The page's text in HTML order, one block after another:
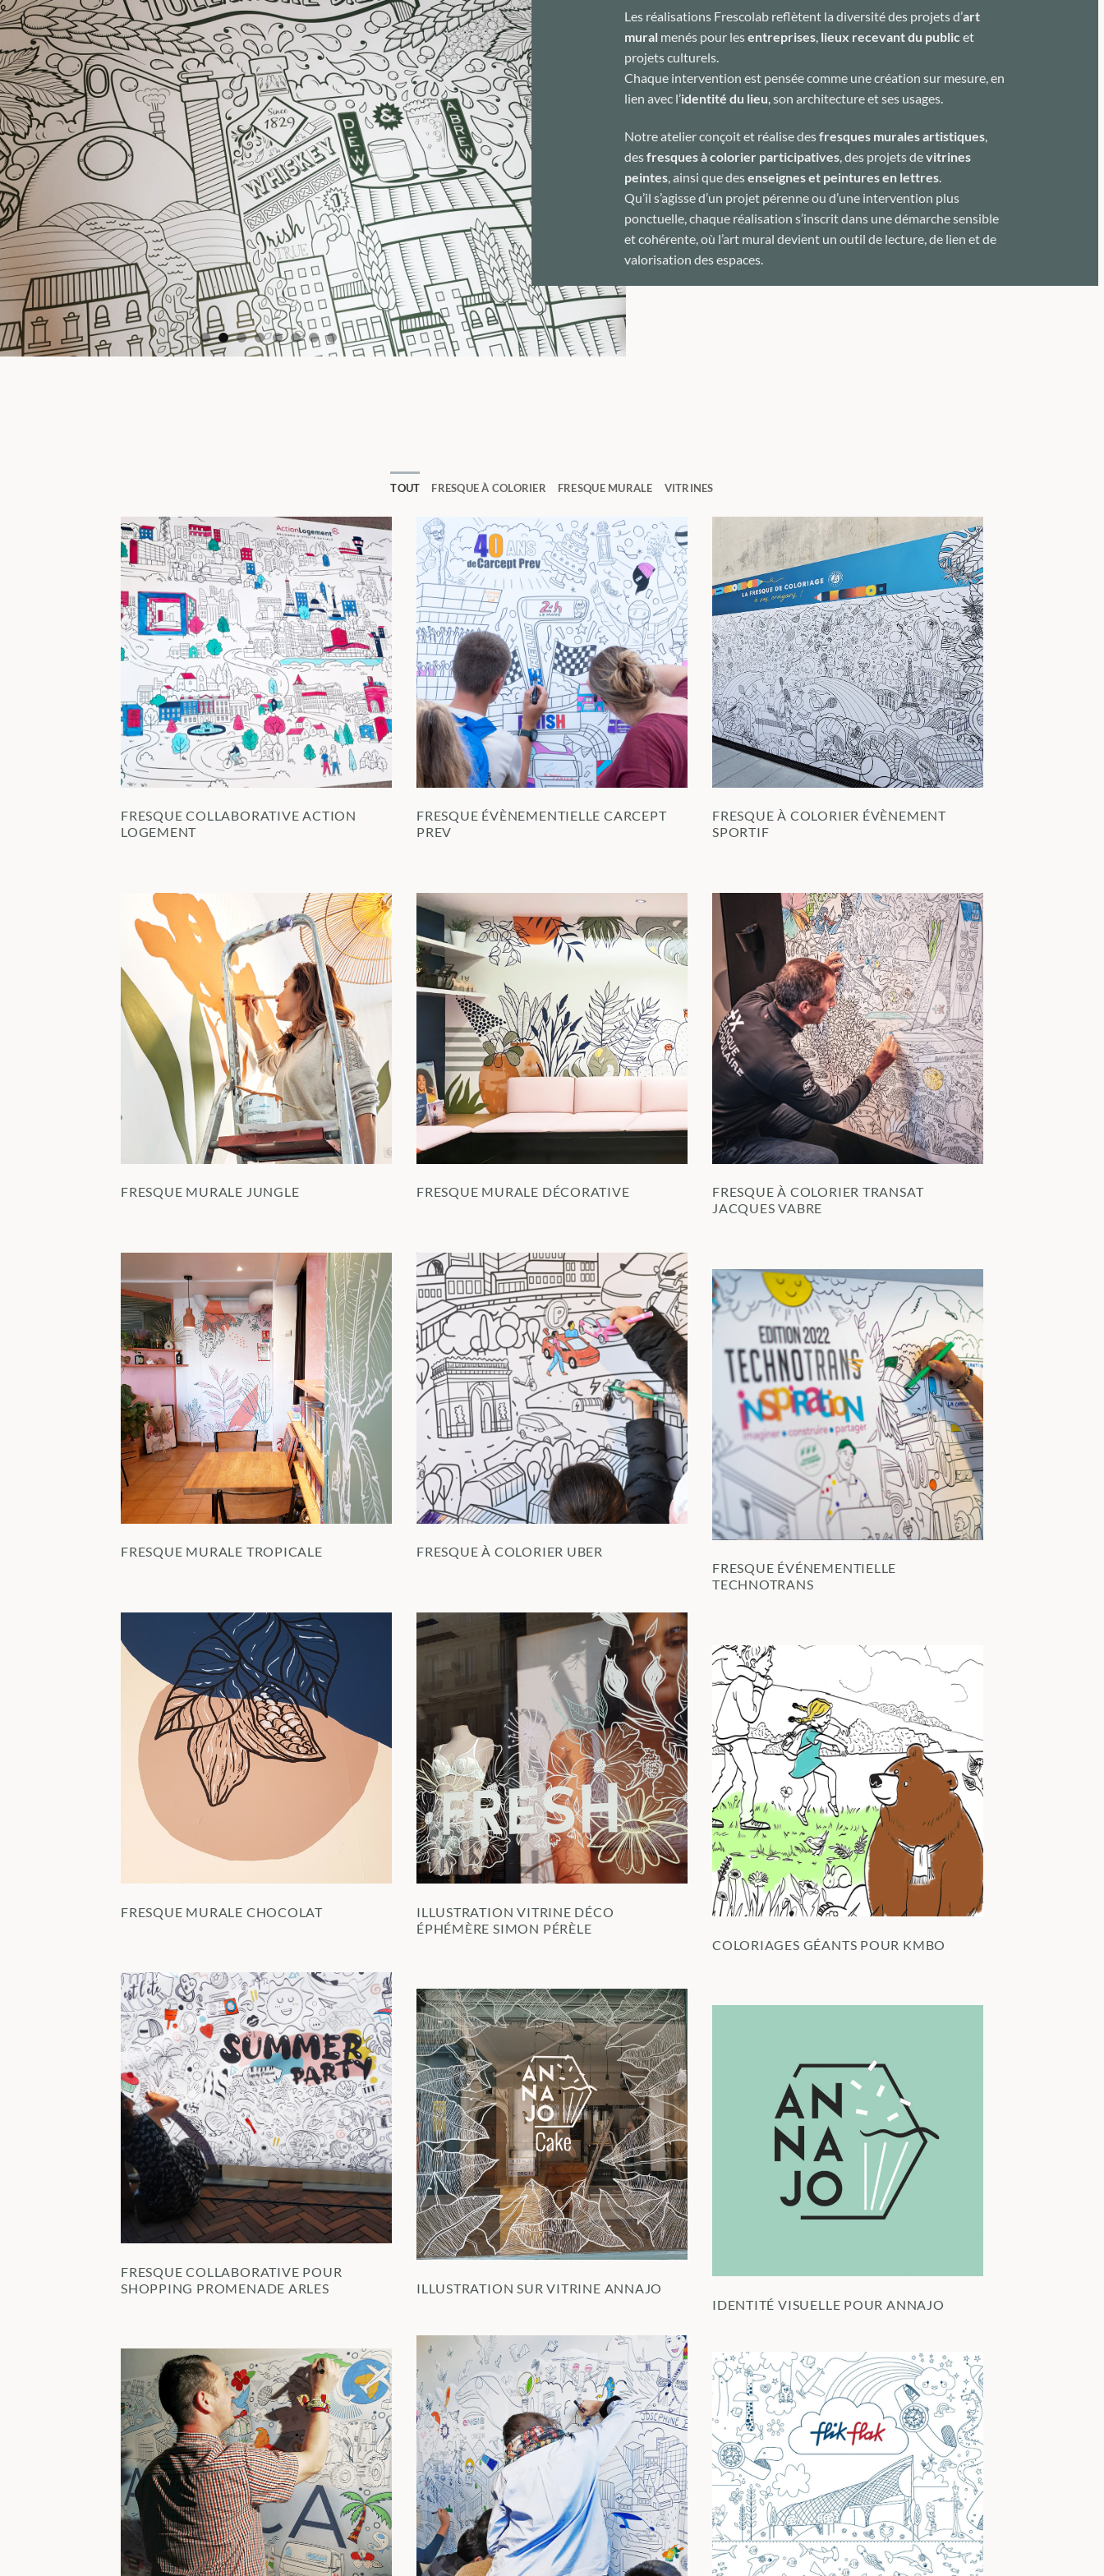
Les réalisations Frescolab reflètent la diversité des projets d’art
muralmenés pour lesentreprises, lieux recevant du publicet
projets culturels.
Chaque intervention est pensée comme une création sur mesure, en
lien avec l’identité du lieu, son architecture et ses usages.
Notre atelier conçoit et réalise desfresques murales artistiques,
desfresques à colorier participatives, des projets devitrines
peintes, ainsi que desenseignes et peintures en lettres.
Qu’il s’agisse d’un projet pérenne ou d’une intervention plus
ponctuelle, chaque réalisation s’inscrit dans une démarche sensible
et cohérente, où l’art mural devient un outil de lecture, de lien et de
valorisation des espaces.
TOUT FRESQUE À COLORIER FRESQUE MURALE VITRINES
FRESQUE COLLABORATIVE ACTION
LOGEMENT
FRESQUE ÉVÈNEMENTIELLE CARCEPT
PREV
FRESQUE À COLORIER ÉVÈNEMENT
SPORTIF
FRESQUE MURALE JUNGLE FRESQUE MURALE DÉCORATIVE
FRESQUE À COLORIER TRANSAT
JACQUES VABRE
FRESQUE MURALE TROPICALE
FRESQUE À COLORIER UBER
FRESQUE ÉVÉNEMENTIELLE
TECHNOTRANS
FRESQUE MURALE CHOCOLAT
ILLUSTRATION VITRINE DÉCO
ÉPHÉMÈRE SIMON PÉRÈLE
COLORIAGES GÉANTS POUR KMBO
FRESQUE COLLABORATIVE POUR
SHOPPING PROMENADE ARLES
ILLUSTRATION SUR VITRINE ANNAJO
IDENTITÉ VISUELLE POUR ANNAJO